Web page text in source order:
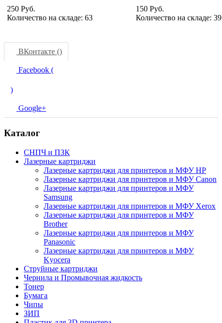
250 Руб.
Количество на складе: 63
150 Руб.
Количество на складе: 39
ВКонтакте ()
Facebook (
)
Google+
Каталог
СНПЧ и ПЗК
Лазерные картриджи
Лазерные картриджи для принтеров и МФУ HP
Лазерные картриджи для принтеров и МФУ Canon
Лазерные картриджи для принтеров и МФУ
Samsung
Лазерные картриджи для принтеров и МФУ Xerox
Лазерные картриджи для принтеров и МФУ
Brother
Лазерные картриджи для принтеров и МФУ
Panasonic
Лазерные картриджи для принтеров и МФУ
Kyocera
Струйные картриджи
Чернила и Промывочная жидкость
Тонер
Бумага
Чипы
ЗИП